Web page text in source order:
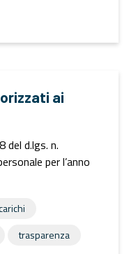
ai
del d.lgs. n.
per l’anno
trasparenza